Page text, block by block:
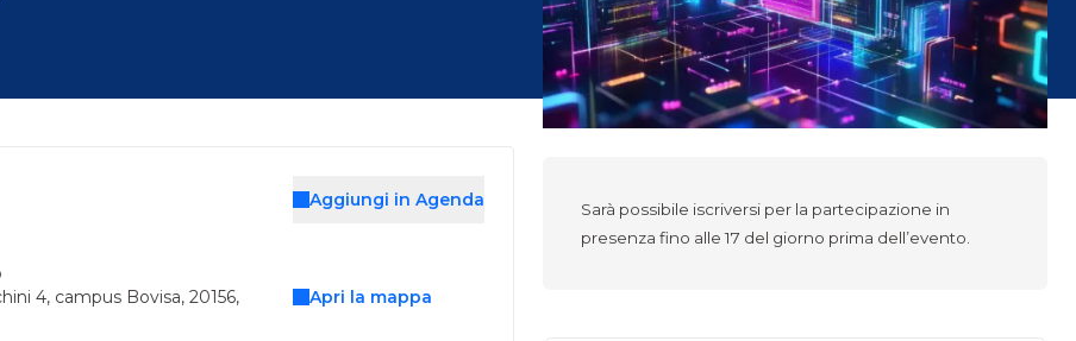
Aggiungi in Agenda
4, campus Bovisa, 20156,
Apri la mappa
Sarà possibile iscriversi per la partecipazione in
presenza fino alle 17 del giorno prima dell’evento.